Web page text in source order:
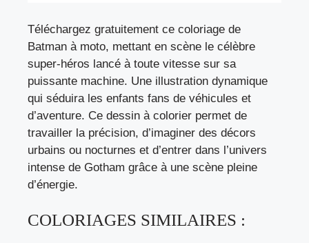
Téléchargez gratuitement ce coloriage de
Batman à moto, mettant en scène le célèbre
super-héros lancé à toute vitesse sur sa
puissante machine. Une illustration dynamique
qui séduira les enfants fans de véhicules et
d’aventure. Ce dessin à colorier permet de
travailler la précision, d’imaginer des décors
urbains ou nocturnes et d’entrer dans l’univers
intense de Gotham grâce à une scène pleine
d’énergie.
COLORIAGES SIMILAIRES :